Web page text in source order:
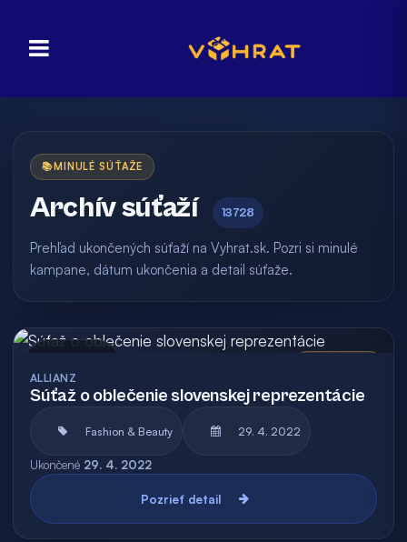
📚 MINULÉ SÚŤAŽE
Archív súťaží 13728
Prehľad ukončených súťaží na Vyhrat.sk. Pozri si minulé
kampane, dátum ukončenia a detail súťaže.
ALLIANZ
Súťaž o oblečenie slovenskej reprezentácie
Fashion & Beauty 29. 4. 2022
Ukončené 29. 4. 2022
Pozrieť detail